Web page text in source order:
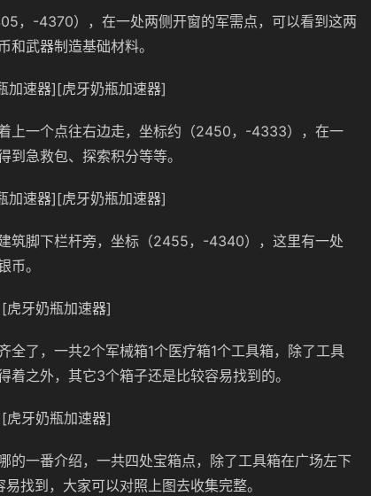
，-4370），在一处两侧开窗的军需点，可以看到这两
武器制造基础材料。
加速器][虎牙奶瓶加速器]
上一个点往右边走，坐标约（2450，-4333），在一
急救包、探索积分等等。
加速器][虎牙奶瓶加速器]
筑脚下栏杆旁，坐标（2455，-4340），这里有一处
币。
[虎牙奶瓶加速器]
全了，一共2个军械箱1个医疗箱1个工具箱，除了工具
之外，其它3个箱子还是比较容易找到的。
[虎牙奶瓶加速器]
的一番介绍，一共四处宝箱点，除了工具箱在广场左下
找到，大家可以对照上图去收集完整。